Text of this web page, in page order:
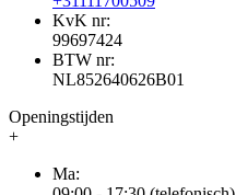
KvK nr:
99697424
BTW nr:
NL852640626B01
Openingstijden
+
Ma: